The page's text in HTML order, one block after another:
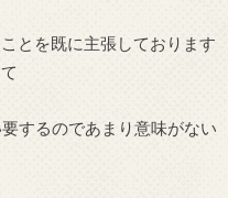
とを既に主張しております
するのであまり意味がない